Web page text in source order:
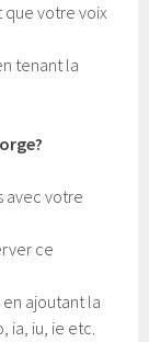
que votre voix
tenant la
avec votre
ce
ajoutant la
ia, iu, ie etc.